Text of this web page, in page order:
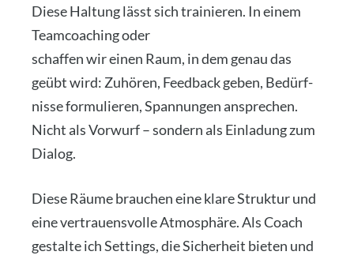
Die­se Hal­tung lässt sich trai­nie­ren. In einem
Team­coa­ching oder
schaf­fen wir einen Raum, in dem genau das
geübt wird: Zuhö­ren, Feed­back geben, Bedürf­
nis­se for­mu­lie­ren, Span­nun­gen anspre­chen.
Nicht als Vor­wurf – son­dern als Ein­la­dung zum
Dia­log.
Die­se Räu­me brau­chen eine kla­re Struk­tur und
eine ver­trau­ens­vol­le Atmo­sphä­re. Als Coach
gestal­te ich Set­tings, die Sicher­heit bie­ten und